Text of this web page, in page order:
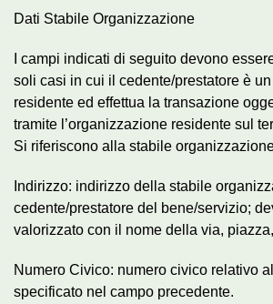
Dati Stabile Organizzazione
I campi indicati di seguito devono
soli casi in cui il cedente/prestatore è
residente ed effettua la transazione
tramite l’organizzazione residente sul
Si riferiscono alla stabile
Indirizzo: indirizzo della stabile
cedente/prestatore del bene/servizio;
valorizzato con il nome della via,
Numero Civico: numero civico relativo
specificato nel campo precedente.